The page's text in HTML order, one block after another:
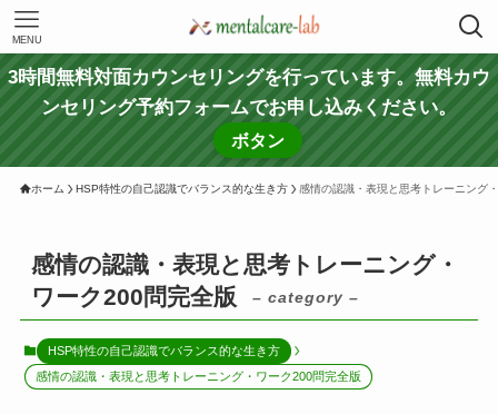
MENU
3時間無料対面カウンセリングを行っています。無料カウ
ンセリング予約フォームでお申し込みください。
ボタン
ホーム HSP特性の自己認識でバランス的な生き方 感情の認識・表現と思考トレーニング
感情の認識・表現と思考トレーニング・
ワーク200問完全版
– category –
HSP特性の自己認識でバランス的な生き方
感情の認識・表現と思考トレーニング・ワーク200問完全版